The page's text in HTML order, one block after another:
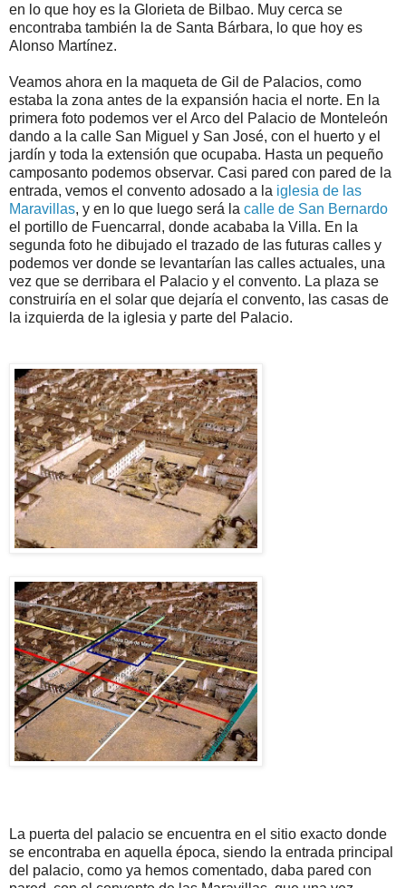
en lo que hoy es la Glorieta de Bilbao. Muy cerca se
encontraba también la de Santa Bárbara, lo que hoy es
Alonso Martínez.
Veamos ahora en la maqueta de Gil de Palacios, como
estaba la zona antes de la expansión hacia el norte. En la
primera foto podemos ver el Arco del Palacio de Monteleón
dando a la calle San Miguel y San José, con el huerto y el
jardín y toda la extensión que ocupaba. Hasta un pequeño
camposanto podemos observar. Casi pared con pared de la
entrada, vemos el convento adosado a la iglesia de las
Maravillas, y en lo que luego será la calle de San Bernardo
el portillo de Fuencarral, donde acababa la Villa. En la
segunda foto he dibujado el trazado de las futuras calles y
podemos ver donde se levantarían las calles actuales, una
vez que se derribara el Palacio y el convento. La plaza se
construiría en el solar que dejaría el convento, las casas de
la izquierda de la iglesia y parte del Palacio.
La puerta del palacio se encuentra en el sitio exacto donde
se encontraba en aquella época, siendo la entrada principal
del palacio, como ya hemos comentado, daba pared con